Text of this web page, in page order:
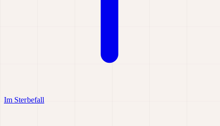
Im Sterbefall